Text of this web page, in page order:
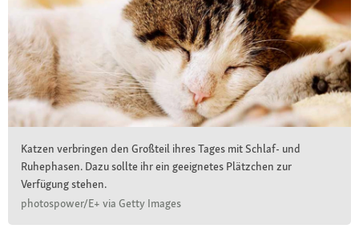
Katzen verbringen den Großteil ihres Tages mit Schlaf- und
Ruhephasen. Dazu sollte ihr ein geeignetes Plätzchen zur
Verfügung stehen.
photospower/E+ via Getty Images